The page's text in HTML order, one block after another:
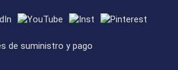
de suministro y pago